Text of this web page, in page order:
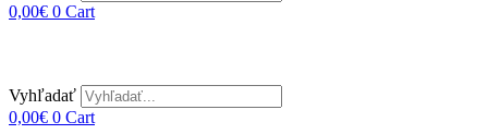
0,00€ 0 Cart
Vyhľadať
0,00€ 0 Cart